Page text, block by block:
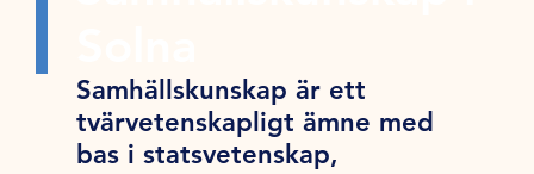
Samhällskunskap är ett
tvärvetenskapligt ämne med
bas i statsvetenskap,